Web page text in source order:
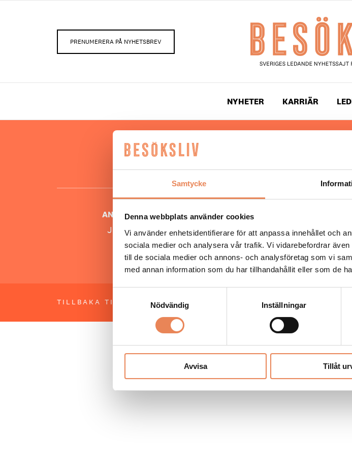
Samtycke
Denna webbplats använder cookies
Vi använder enhetsidentifierare för att anpassa innehållet och
sociala medier och analysera vår trafik. Vi vidarebefordrar
till de sociala medier och annons- och analysföretag som vi
med annan information som du har tillhandahållit eller som de
Nödvändig
Inställningar
Avvisa Tillåt
PRENUMERERA PÅ NYHETSBREV
NYHETER KARRIÄR
Hos oss läser du landets mest
besöksnäringen. Besöksliv i sin tryckta
ANSVARIG UTGIVARE
Jonas Siljhammar
Allt material på
enligt lagen om
TILLBAKA TILL TOPPEN OM BESÖKSLIV PRENUMERERA